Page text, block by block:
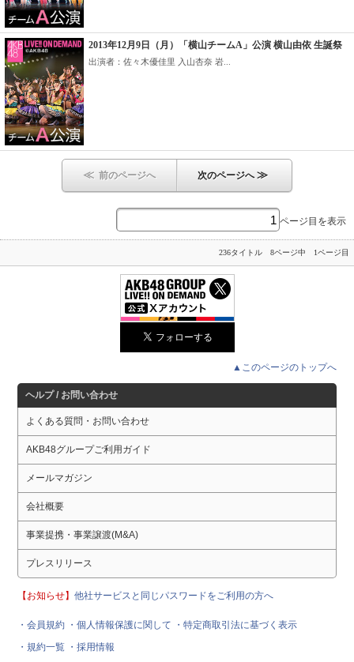
2013年12月9日（月）「横山チームA」公演 横山由依 生誕祭
出演者：佐々木優佳里 入山杏奈 岩...
≪ 前のページへ 次のページへ≫
ページ目を表示
236タイトル 8ページ中 1ページ目
▲このページのトップへ
ヘルプ / お問い合わせ
よくある質問・お問い合わせ
AKB48グループご利用ガイド
メールマガジン
会社概要
事業提携・事業譲渡(M&A)
プレスリリース
【お知らせ】他社サービスと同じパスワードをご利用の方へ
・会員規約 ・個人情報保護に関して
・特定商取引法に基づく表示
・規約一覧 ・採用情報